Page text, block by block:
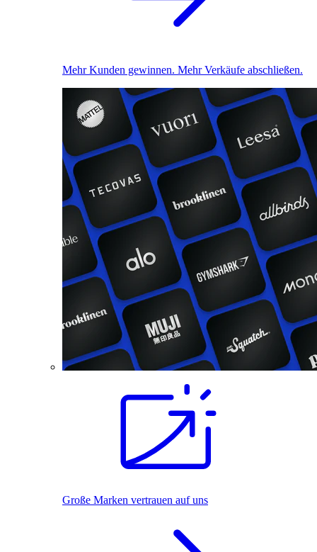
Mehr Kunden gewinnen. Mehr Verkäufe abschließen.
Große Marken vertrauen auf uns